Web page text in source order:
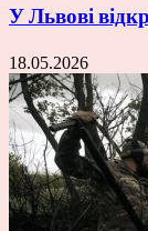
У Львові
18.05.2026